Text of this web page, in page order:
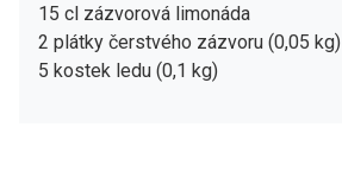
15 cl zázvorová limonáda
2 plátky čerstvého zázvoru (0,05 kg)
5 kostek ledu (0,1 kg)